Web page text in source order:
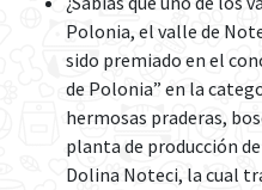
Polonia, el valle de
sido premiado en el
de Polonia” en la
hermosas praderas,
planta de producción
Dolina Noteci, la cual